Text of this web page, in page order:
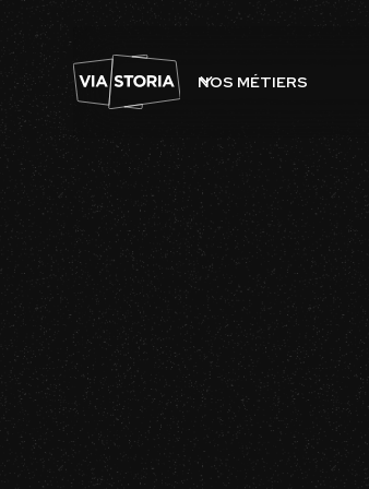
NOS MÉTIERS